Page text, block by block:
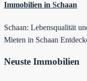
Immobilien in Schaan
Schaan: Lebensqualität
Mieten in Schaan
Neuste Immobilien